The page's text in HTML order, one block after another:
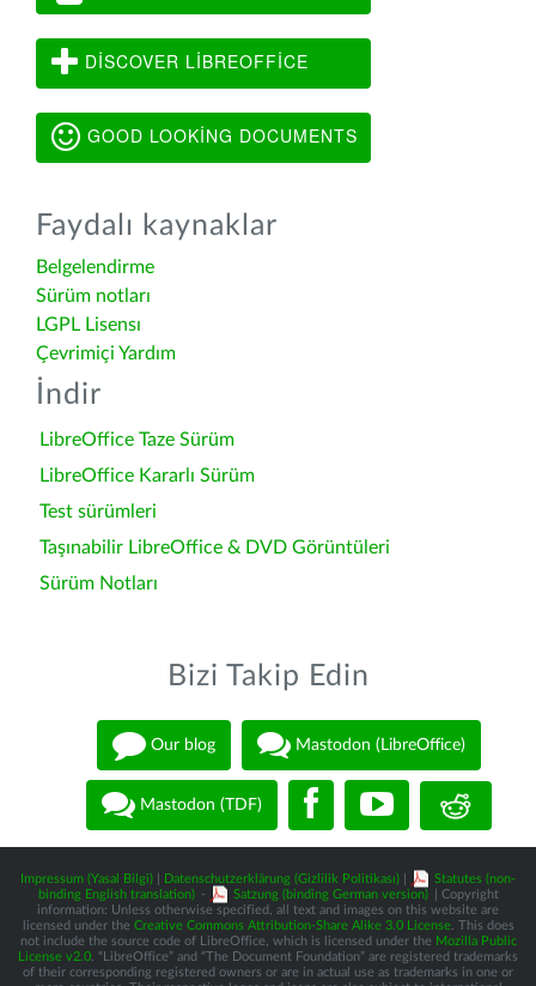
DISCOVER LIBREOFFICE
GOOD LOOKING DOCUMENTS
Faydalı kaynaklar
Belgelendirme
Sürüm notları
LGPL Lisensı
Çevrimiçi Yardım
İndir
LibreOffice Taze Sürüm
LibreOffice Kararlı Sürüm
Test sürümleri
Taşınabilir LibreOffice & DVD Görüntüleri
Sürüm Notları
Bizi Takip Edin
Our blog Mastodon (LibreOffice)
Mastodon (TDF)
Impressum (Yasal Bilgi) Datenschutzerklärung (Gizlilik Politikası)
Statutes (non-
binding English translation) - Satzung (binding German version)
| Copyright
information: Unless otherwise specified, all text and images on this website are
licensed under the Creative Commons Attribution-Share Alike 3.0 License. This does
not include the source code of LibreOffice, which is licensed under the Mozilla Public
License v2.0 . “LibreOffice” and “The Document Foundation” are registered trademarks
of their corresponding registered owners or are in actual use as trademarks in one or